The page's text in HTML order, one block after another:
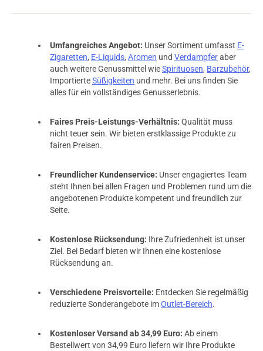
Umfangreiches Angebot: Unser Sortiment umfasst E-
Zigaretten, E-Liquids, Aromen und Verdampferaber
auch weitere Genussmittel wieSpirituosen, Barzubehör,
ImportierteSüßigkeiten und mehr. Bei uns finden Sie
alles für ein vollständiges Genusserlebnis.
Faires Preis-Leistungs-Verhältnis: Qualität muss
nicht teuer sein. Wir bieten erstklassige Produkte zu
fairen Preisen.
Freundlicher Kundenservice: Unser engagiertes Team
steht Ihnen bei allen Fragen und Problemen rund um die
angebotenen Produkte kompetent und freundlich zur
Seite.
Kostenlose Rücksendung: Ihre Zufriedenheit ist unser
Ziel. Bei Bedarf bieten wir Ihnen eine kostenlose
Rücksendung an.
Verschiedene Preisvorteile: Entdecken Sie regelmäßig
reduzierte Sonderangebote imOutlet-Bereich.
Kostenloser Versand ab 34,99 Euro: Ab einem
Bestellwert von 34,99 Euro liefern wir Ihre Produkte